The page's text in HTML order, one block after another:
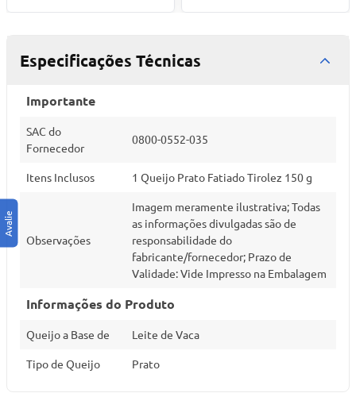
Especificações Técnicas
Importante
SAC do
Fornecedor
0800-0552-035
Itens Inclusos 1 Queijo Prato Fatiado Tirolez 150 g
Observações
Imagem meramente ilustrativa; Todas
as informações divulgadas são de
responsabilidade do
fabricante/fornecedor; Prazo de
Validade: Vide Impresso na Embalagem
Informações do Produto
Queijo a Base de Leite de Vaca
Tipo de Queijo Prato